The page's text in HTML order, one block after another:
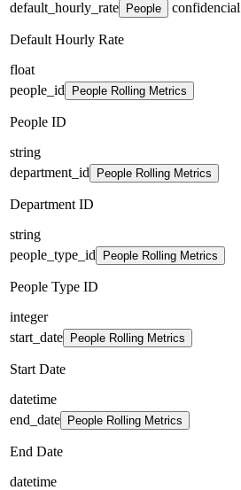
default_hourly_rate People confidencial
Default Hourly Rate
float
people_id
People Rolling Metrics
People ID
string
department_id
People Rolling Metrics
Department ID
string
people_type_id
People Rolling Metrics
People Type ID
integer
start_date
People Rolling Metrics
Start Date
datetime
end_date
People Rolling Metrics
End Date
datetime